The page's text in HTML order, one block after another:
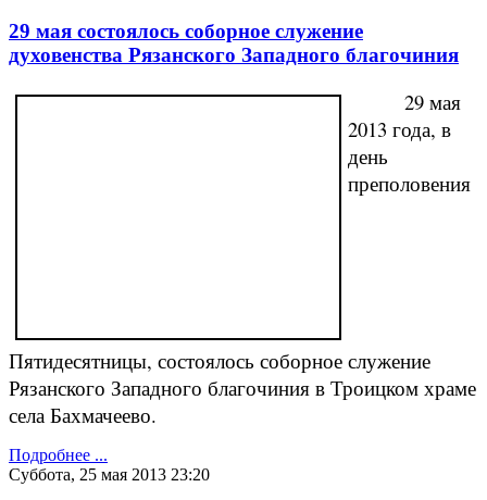
29 мая состоялось соборное служение
духовенства Рязанского Западного благочиния
29 мая
2013 года, в
день
преполовения
Пятидесятницы, состоялось соборное служение
Рязанского Западного благочиния в Троицком храме
села Бахмачеево.
Подробнее ...
Суббота, 25 мая 2013 23:20